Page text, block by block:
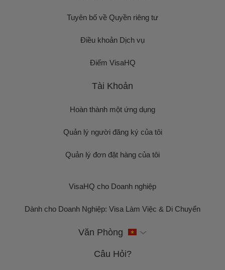
Tuyên bố về Quyền riêng tư
Điều khoản Dịch vụ
Điểm VisaHQ
Tài Khoản
Hoàn thành một ứng dụng
Quản lý người đăng ký của tôi
Quản lý đơn đặt hàng của tôi
VisaHQ cho Doanh nghiệp
Dành cho Doanh Nghiệp: Visa Làm Việc & Di Chuyển
Văn Phòng
Câu Hỏi?